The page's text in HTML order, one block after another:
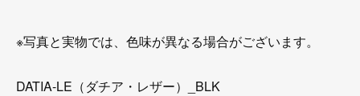
※写真と実物では、色味が異なる場合がございます。
DATIA-LE（ダチア・レザー）_BLK